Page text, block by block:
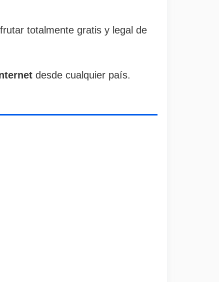
totalmente gratis y legal de
desde cualquier país.